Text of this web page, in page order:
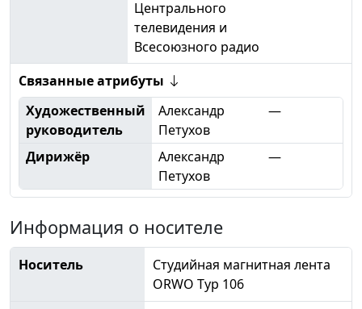
Центрального
телевидения и
Всесоюзного радио
Связанные атрибуты
Художественный
руководитель
Александр
Петухов
—
Дирижёр
Александр
Петухов
—
Информация о носителе
Носитель
Студийная магнитная лента
ORWO Typ 106